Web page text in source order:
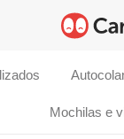
Mochilas e